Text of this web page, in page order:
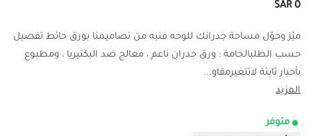
0 SAR
ميّز وحوّل مساحة جدرانك للوحه فنيه من تصاميمنا بورق حائط تفصيل
حسب الطلبالخامة : ورق جدران ناعم ، معالج ضد البكتيريا ، ومطبوع
بأحبار ثابتة لاتتغيرمقاو...
المزيد
متوفر